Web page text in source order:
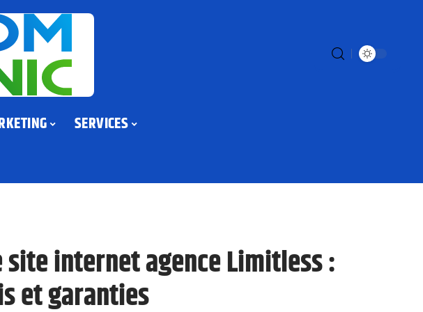
SERVICES
site internet agence Limitless :
et garanties